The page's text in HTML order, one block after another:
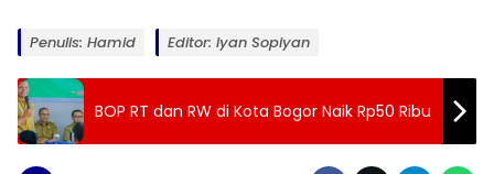
Penulis: Hamid Editor: Iyan Sopiyan
BOP RT dan RW di Kota Bogor Naik Rp50 Ribu